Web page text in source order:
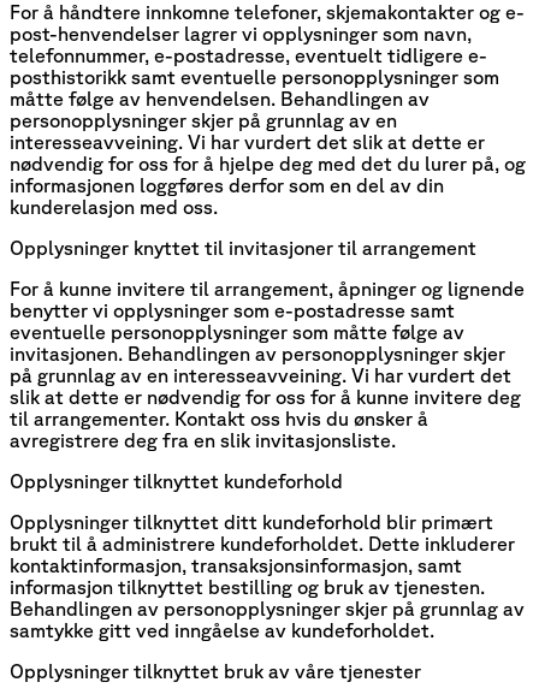
For å håndtere innkomne telefoner, skjemakontakter og e-
post-henvendelser lagrer vi opplysninger som navn,
telefonnummer, e-postadresse, eventuelt tidligere e-
posthistorikk samt eventuelle personopplysninger som
måtte følge av henvendelsen. Behandlingen av
personopplysninger skjer på grunnlag av en
interesseavveining. Vi har vurdert det slik at dette er
nødvendig for oss for å hjelpe deg med det du lurer på, og
informasjonen loggføres derfor som en del av din
kunderelasjon med oss.
Opplysninger knyttet til invitasjoner til arrangement
For å kunne invitere til arrangement, åpninger og lignende
benytter vi opplysninger som e-postadresse samt
eventuelle personopplysninger som måtte følge av
invitasjonen. Behandlingen av personopplysninger skjer
på grunnlag av en interesseavveining. Vi har vurdert det
slik at dette er nødvendig for oss for å kunne invitere deg
til arrangementer. Kontakt oss hvis du ønsker å
avregistrere deg fra en slik invitasjonsliste.
Opplysninger tilknyttet kundeforhold
Opplysninger tilknyttet ditt kundeforhold blir primært
brukt til å administrere kundeforholdet. Dette inkluderer
kontaktinformasjon, transaksjonsinformasjon, samt
informasjon tilknyttet bestilling og bruk av tjenesten.
Behandlingen av personopplysninger skjer på grunnlag av
samtykke gitt ved inngåelse av kundeforholdet.
Opplysninger tilknyttet bruk av våre tjenester